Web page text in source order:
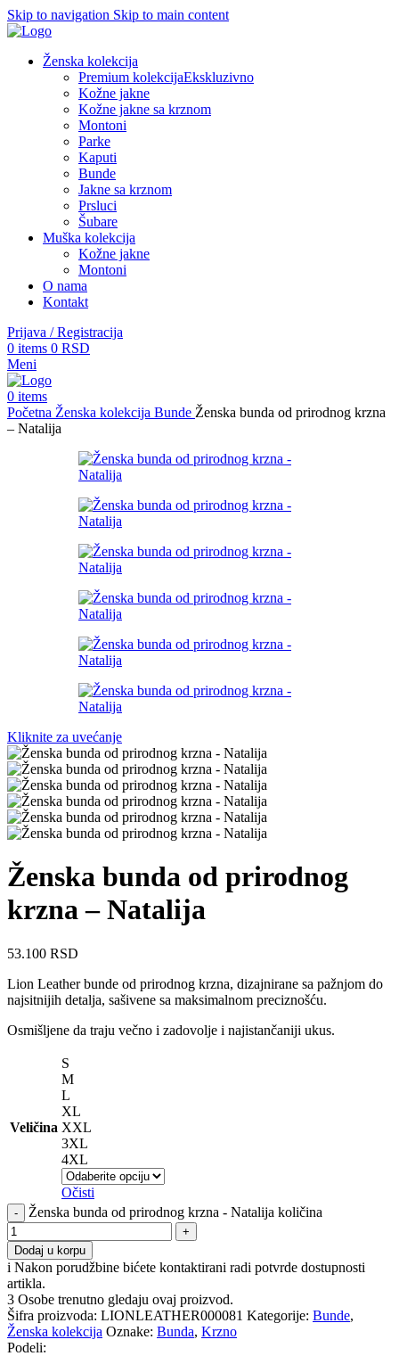
Skip to navigation Skip to main content
Ženska kolekcija
Premium kolekcijaEkskluzivno
Kožne jakne
Kožne jakne sa krznom
Montoni
Parke
Kaputi
Bunde
Jakne sa krznom
Prsluci
Šubare
Muška kolekcija
Kožne jakne
Montoni
O nama
Kontakt
Prijava / Registracija
0 items 0 RSD
Meni
0 items
Početna Ženska kolekcija Bunde Ženska bunda od prirodnog krzna
– Natalija
Kliknite za uvećanje
Ženska bunda od prirodnog
krzna – Natalija
53.100 RSD
Lion Leather bunde od prirodnog krzna, dizajnirane sa pažnjom do
najsitnijih detalja, sašivene sa maksimalnom preciznošću.
Osmišljene da traju večno i zadovolje i najistančaniji ukus.
Veličina
S
M
L
XL
XXL
3XL
4XL
Očisti
Ženska bunda od prirodnog krzna - Natalija količina
Dodaj u korpu
i Nakon porudžbine bićete kontaktirani radi potvrde dostupnosti
artikla.
3 Osobe trenutno gledaju ovaj proizvod.
Šifra proizvoda: LIONLEATHER000081 Kategorije: Bunde,
Ženska kolekcija Oznake: Bunda, Krzno
Podeli: